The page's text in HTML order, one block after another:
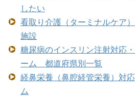
したい
看取り介護（ターミナルケア
施設
糖尿病のインスリン注射対応
ーム 都道府県別一覧
経鼻栄養（鼻腔経管栄養）対
ム